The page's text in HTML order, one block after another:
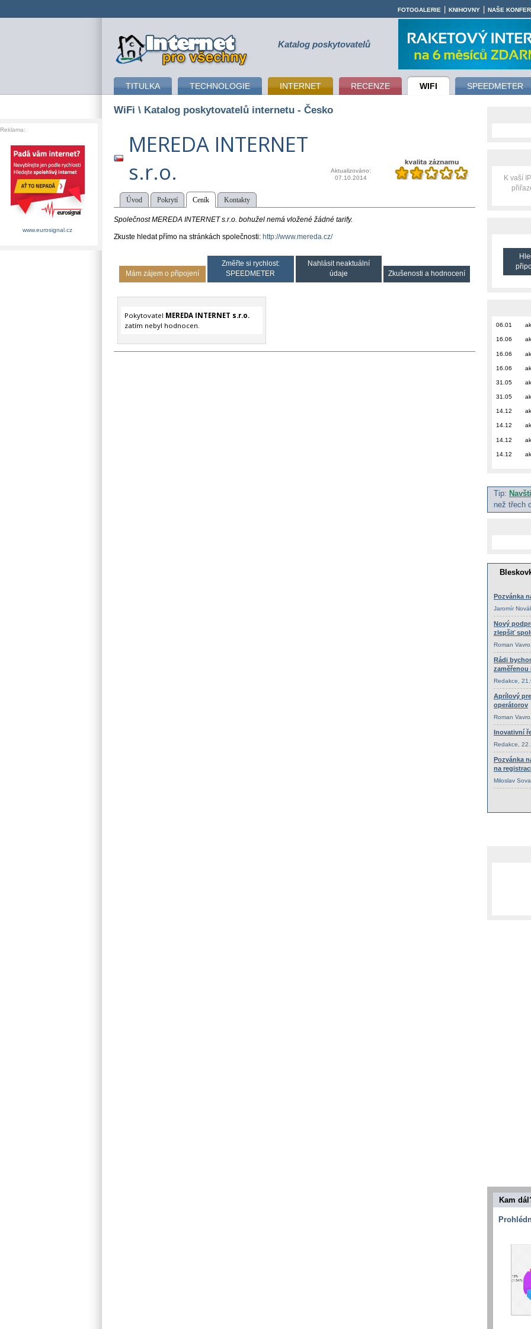
připojení k internetu Katalog poskytovatelů
TITULKA TECHNOLOGIE INTERNET RECENZE WIFI SPEEDMETER
FOTOGALERIE KNIHOVNY NAŠE
WiFi \ Katalog poskytovatelů internetu - Česko
MEREDA INTERNET
s.r.o.
Aktualizováno:
07.10.2014
Úvod Pokrytí Ceník Kontakty
Společnost MEREDA INTERNET s.r.o. bohužel nemá vložené žádné tarify.
Zkuste hledat přímo na stránkách společnosti: http://www.mereda.cz/
Mám zájem o připojení
Změřte si rychlost:
SPEEDMETER
Nahlásit neaktuální
údaje
Zkušenosti a hodnocení
Pokytovatel MEREDA INTERNET s.r.o.
zatím nebyl hodnocen.
K vaší
06.01
16.06
16.06
16.06
31.05
31.05
14.12
14.12
14.12
14.12
Tip:
než třech
Kam
Reklama:
www.eurosignal.cz